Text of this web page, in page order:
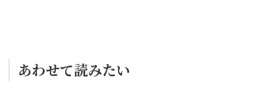
あわせて読みたい